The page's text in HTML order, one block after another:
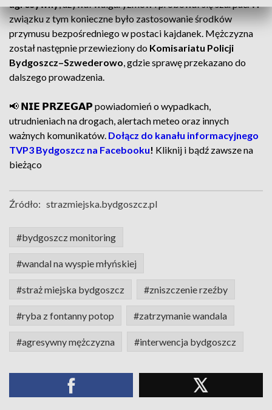
związku z tym konieczne było zastosowanie środków
przymusu bezpośredniego w postaci kajdanek. Mężczyzna
został następnie przewieziony do Komisariatu Policji
Bydgoszcz–Szwederowo , gdzie sprawę przekazano do
dalszego prowadzenia.
📢 𝗡𝗜𝗘 𝗣𝗥𝗭𝗘𝗚𝗔𝗣 powiadomień o wypadkach,
utrudnieniach na drogach, alertach meteo oraz innych
ważnych komunikatów. Dołącz do kanału informacyjnego
TVP3 Bydgoszcz na Facebooku! Kliknij i bądź zawsze na
bieżąco
Źródło: strazmiejska.bydgoszcz.pl
#bydgoszcz monitoring
#wandal na wyspie młyńskiej
#straż miejska bydgoszcz #zniszczenie rzeźby
#ryba z fontanny potop #zatrzymanie wandala
#agresywny mężczyzna #interwencja bydgoszcz